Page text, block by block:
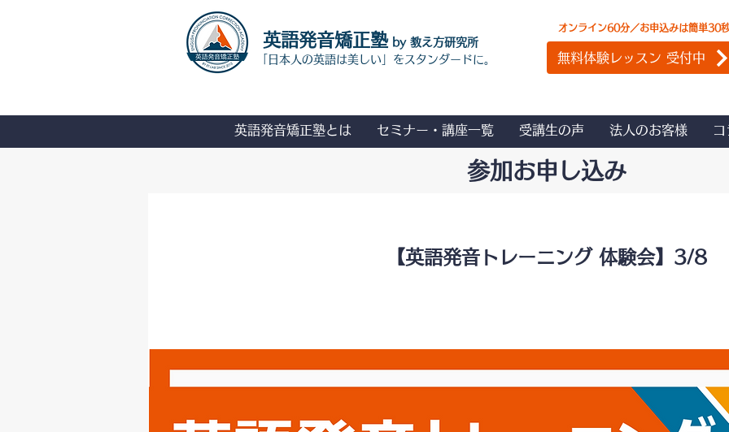
​英語発音矯正塾by 教え方研究所
「日本人の英語は美しい」をスタンダードに。
オンライン60分／お申込みは簡単30
無料体験レッスン 受付中
英語発音矯正塾とは セミナー・講座一覧 受講生の声 法人のお客様 コ
参加お申し込み
【英語発音トレーニング 体験会】3/8